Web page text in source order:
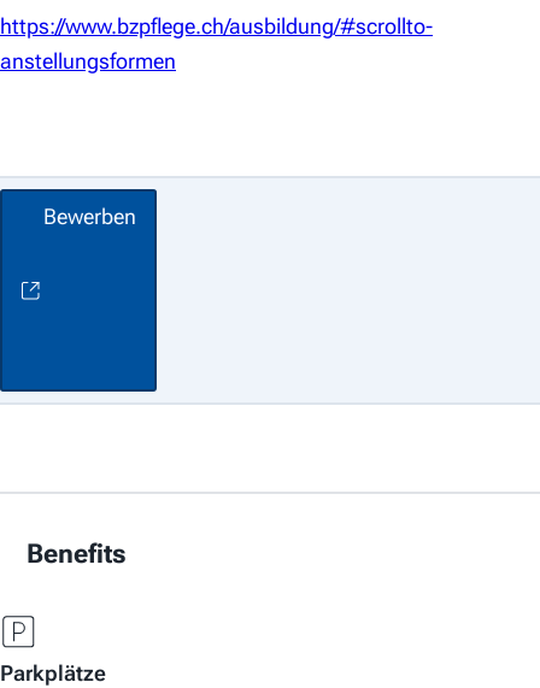
https://www.bzpflege.ch/ausbildung/#scrollto-
anstellungsformen
Bewerben
Benefits
Parkplätze